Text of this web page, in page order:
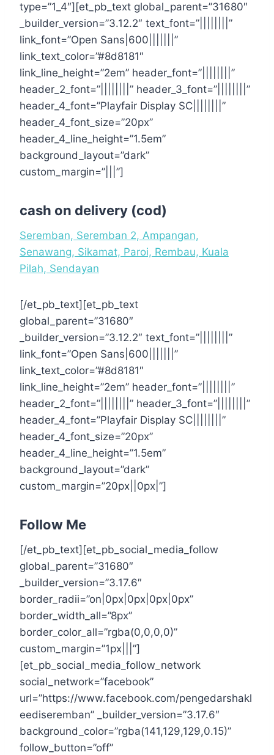
type=”1_4″][et_pb_text global_parent=”31680″
_builder_version=”3.12.2″ text_font=”||||||||”
link_font=”Open Sans|600|||||||”
link_text_color=”#8d8181″
link_line_height=”2em” header_font=”||||||||”
header_2_font=”||||||||” header_3_font=”||||||||”
header_4_font=”Playfair Display SC||||||||”
header_4_font_size=”20px”
header_4_line_height=”1.5em”
background_layout=”dark”
custom_margin=”|||”]
cash on delivery (cod)
Seremban, Seremban 2, Ampangan,
Senawang, Sikamat, Paroi, Rembau, Kuala
Pilah, Sendayan
[/et_pb_text][et_pb_text
global_parent=”31680″
_builder_version=”3.12.2″ text_font=”||||||||”
link_font=”Open Sans|600|||||||”
link_text_color=”#8d8181″
link_line_height=”2em” header_font=”||||||||”
header_2_font=”||||||||” header_3_font=”||||||||”
header_4_font=”Playfair Display SC||||||||”
header_4_font_size=”20px”
header_4_line_height=”1.5em”
background_layout=”dark”
custom_margin=”20px||0px|”]
Follow Me
[/et_pb_text][et_pb_social_media_follow
global_parent=”31680″
_builder_version=”3.17.6″
border_radii=”on|0px|0px|0px|0px”
border_width_all=”8px”
border_color_all=”rgba(0,0,0,0)”
custom_margin=”1px|||”]
[et_pb_social_media_follow_network
social_network=”facebook”
url=”https://www.facebook.com/pengedarshakl
eediseremban” _builder_version=”3.17.6″
background_color=”rgba(141,129,129,0.15)”
follow_button=”off”